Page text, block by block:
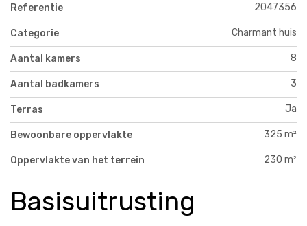
Referentie 2047356
Categorie Charmant huis
Aantal kamers 8
Aantal badkamers 3
Terras Ja
Bewoonbare oppervlakte 325 m²
Oppervlakte van het terrein 230 m²
Basisuitrusting